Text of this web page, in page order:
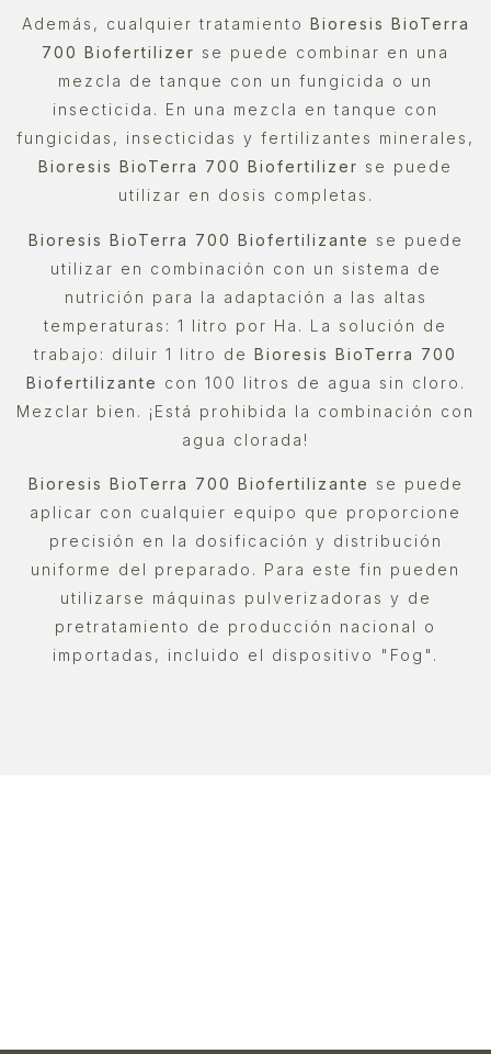
Además, cualquier tratamiento Bioresis BioTerra
700 Biofertilizer se puede combinar en una
mezcla de tanque con un fungicida o un
insecticida. En una mezcla en tanque con
fungicidas, insecticidas y fertilizantes minerales,
Bioresis BioTerra 700 Biofertilizer se puede
utilizar en dosis completas.
Bioresis BioTerra 700 Biofertilizante se puede
utilizar en combinación con un sistema de
nutrición para la adaptación a las altas
temperaturas: 1 litro por На. La solución de
trabajo: diluir 1 litro de Bioresis BioTerra 700
Biofertilizante con 100 litros de agua sin cloro.
Mezclar bien. ¡Está prohibida la combinación con
agua clorada!
Bioresis BioTerra 700 Biofertilizante se puede
aplicar con cualquier equipo que proporcione
precisión en la dosificación y distribución
uniforme del preparado. Para este fin pueden
utilizarse máquinas pulverizadoras y de
pretratamiento de producción nacional o
importadas, incluido el dispositivo "Fog".